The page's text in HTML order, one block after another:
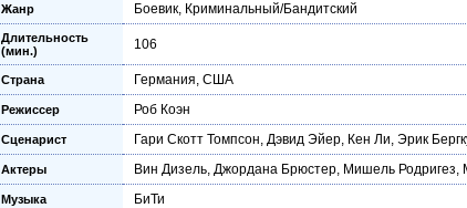
Жанр Боевик, Криминальный/Бандитский
Длительность
(мин.)
106
Страна Германия, США
Режиссер Роб Коэн
Сценарист Гари Скотт Томпсон, Дэвид Эйер, Кен Ли, Эрик
Актеры Вин Дизель, Джордана Брюстер, Мишель Родригез,
Музыка БиТи